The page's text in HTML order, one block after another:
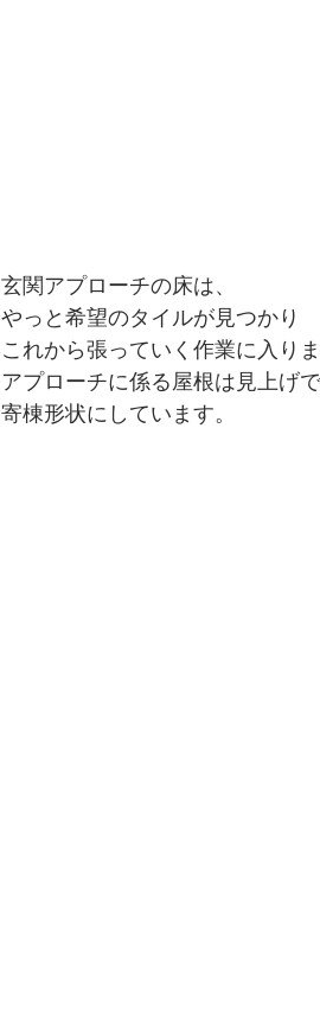
玄関アプローチの床は、
やっと希望のタイルが見つかり
これから張っていく作業に入りま
アプローチに係る屋根は見上げ
寄棟形状にしています。